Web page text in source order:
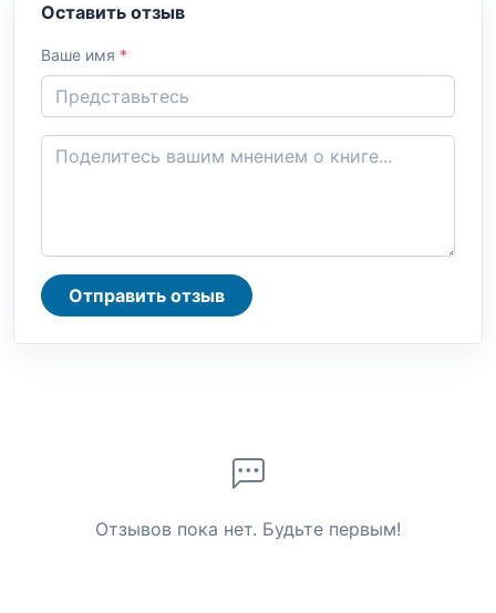
Оставить отзыв
Ваше имя *
Отправить отзыв
Отзывов пока нет. Будьте первым!